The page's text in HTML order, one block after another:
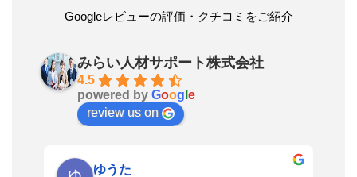
Googleレビューの評価・クチコミをご紹介
みらい人材サポート株式会社
4.5
powered by Goog e
review us on
ゆうた